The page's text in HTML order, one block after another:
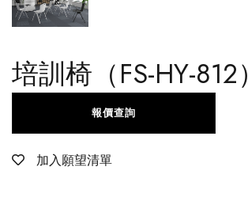
培訓椅（FS-HY-812）
加入願望清單
報價查詢